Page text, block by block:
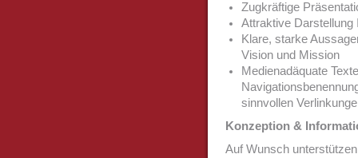
Zugkräftige
Attraktive Darstellung
Klare, starke
Vision und Mission
Medienadäquate
sinnvollen
Konzeption &
Auf Wunsch